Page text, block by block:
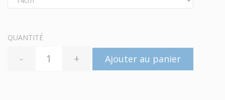
QUANTITÉ
- + Ajouter au panier